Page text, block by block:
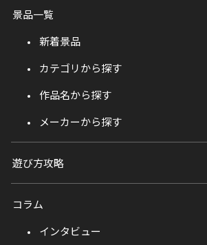
景品一覧
新着景品
カテゴリから探す
作品名から探す
メーカーから探す
遊び方攻略
コラム
インタビュー